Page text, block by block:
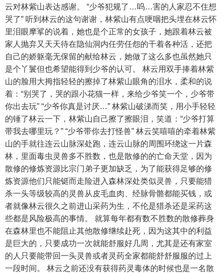
云对林紫山表达感谢。 “少爷犯规了…呜…害的人家忍不住想
哭了” 听到林云的这句谢谢，林紫山有点哽咽把头埋在林云怀
里泪眼摩挲的说着，她也是个正常的女孩子，她跟着林云被
家人抛弃又天天待在隐仙洞内任劳任怨的干着各种活，还把
自己的娇躯毫无保留的献给林云，她做了这么多也虽然她只
是个丫鬟但也希望能得到少爷的认可。 林云用双手捧着林紫
山的脸用大拇指轻轻的擦掉了林紫山眼角的泪水，柔和的说
着：“别哭了，哭的跟小花猫一样，来给少爷笑一个，少爷带
你出去玩” “少爷你真是讨厌…” 林紫山破涕而笑，用小手轻轻
的锤了林云一下，林紫山自己擦了擦眼泪，笑道：“少爷打算
带我去哪里玩？” “少爷带你去打怪兽” 林云笑嘻嘻的牵着林紫
山的手就往连云山脉深处跑，连云山脉的周围环绕这一片森
林，里面毒虫灵兽多不胜数，也是散修的的亡命天堂，因为
散修的修炼资源比宗门弟子更加缺乏，为了能获得足够的修
炼资源他们只能铤而走险进入森林深处类似灵兽，只要能猎
杀一头等级较高的灵兽从皮毛血肉、经脉骨骼都能买钱，或
者就像林云很久之前进山采药为生，不伦是猎杀还是采药这
些都是风险极高的事情。 就算每年都有数不胜数的散修葬身
在森林里也不能阻止其他散修继续赴死，因为这其中的利益
是巨大的，只要成功一次就能舒服好几周，尤其是还有家室
的人只要能带回一头灵兽或者灵药全家都能舒舒服服的过上
一段时间。 林云之前还没有获得药灵毒体的时候也是一名散